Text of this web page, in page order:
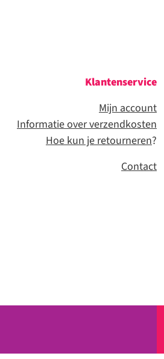
Klantenservice
Mijn account
Informatie over verzendkosten
Hoe kun je retourneren?
Contact